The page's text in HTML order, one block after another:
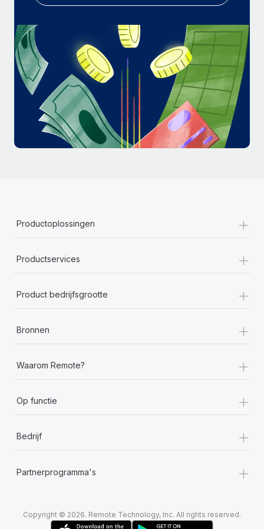
Productoplossingen +
Productservices +
Product bedrijfsgrootte +
Bronnen +
Waarom Remote? +
Op functie +
Bedrijf +
Partnerprogramma's +
Copyright © 2026. Remote Technology, Inc. All rights reserved.